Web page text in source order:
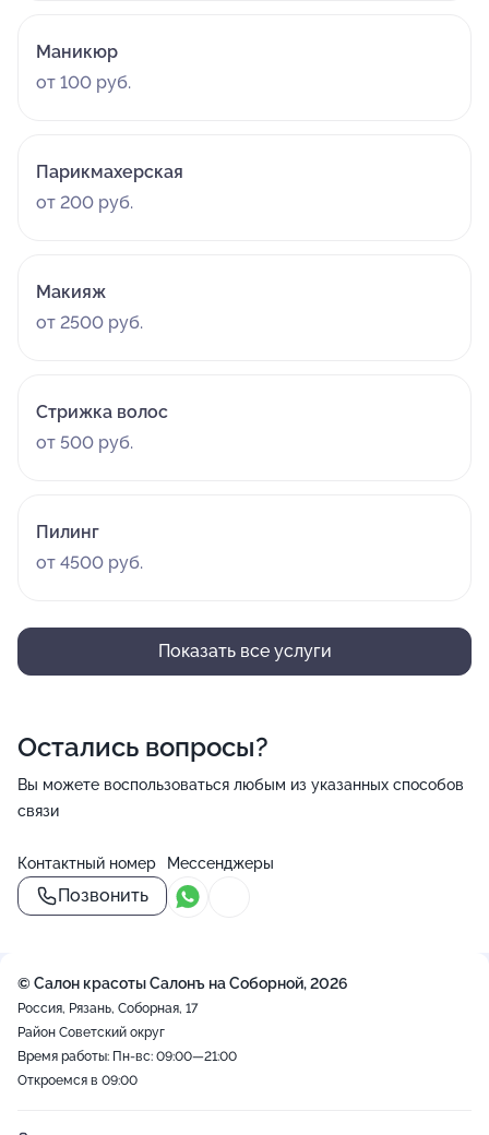
Маникюр
от 100 руб.
Парикмахерская
от 200 руб.
Макияж
от 2500 руб.
Стрижка волос
от 500 руб.
Пилинг
от 4500 руб.
Показать все услуги
Остались вопросы?
Вы можете воспользоваться любым из указанных способов
связи
Контактный номер
Позвонить
Мессенджеры
© Салон красоты Салонъ на Соборной, 2026
Россия, Рязань, Соборная, 17
Район Советский округ
Время работы: Пн-вс: 09:00—21:00
Откроемся в 09:00